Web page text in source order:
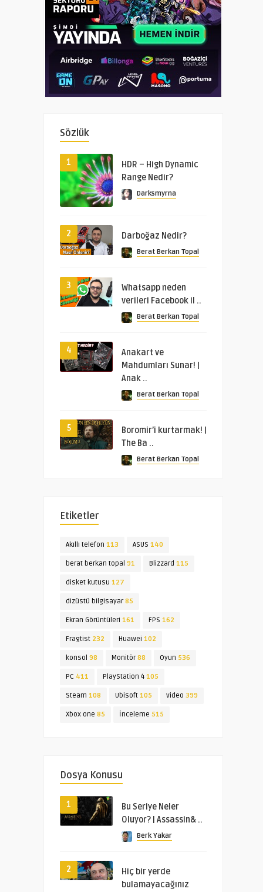
Sözlük
1
HDR – High Dynamic
Range Nedir?
Darksmyrna
2 Darboğaz Nedir?
Berat Berkan Topal
3
Whatsapp neden
verileri Facebook il ..
Berat Berkan Topal
4
Anakart ve
Mahdumları Sunar! |
Anak ..
Berat Berkan Topal
5
Boromir’i kurtarmak! |
The Ba ..
Berat Berkan Topal
Etiketler
Akıllı telefon 113 ASUS 140
berat berkan topal 91 Blizzard 115
disket kutusu 127
dizüstü bilgisayar85
Ekran Görüntüleri 161 FPS 162
Fragtist 232 Huawei 102
konsol 98 Monitör88 Oyun 536
PC 411 PlayStation 4 105
Steam 108 Ubisoft 105 video 399
Xbox one 85 İnceleme 515
Dosya Konusu
1
Bu Seriye Neler
Oluyor? | Assassin& ..
Berk Yakar
2
Hiç bir yerde
bulamayacağınız